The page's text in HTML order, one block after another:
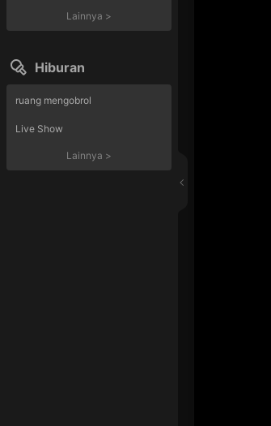
Lainnya >
Hiburan
ruang mengobrol
Live Show
Lainnya >